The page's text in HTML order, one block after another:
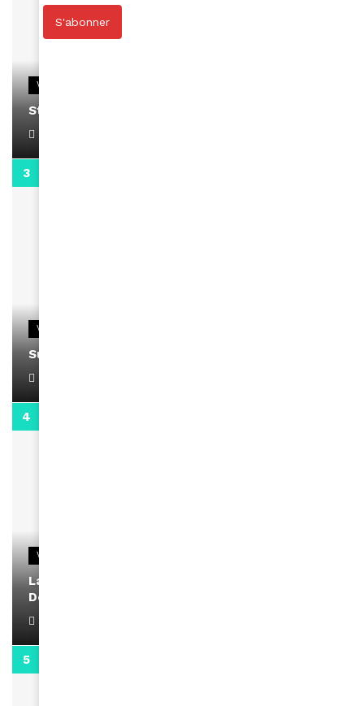
VIDEOS
Stacy passe un message
VIDEOS
Support Black Business Wee-kend
VIDEOS
La rubrique santé speciale coronavirus du
Docteur Makanda
S'abonner